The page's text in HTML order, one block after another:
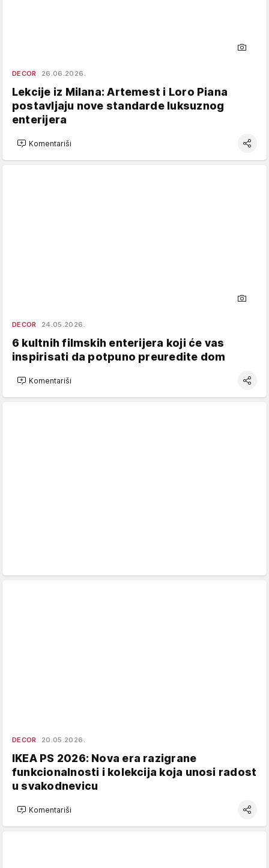
DECOR 26.06.2026.
Lekcije iz Milana: Artemest i Loro Piana
postavljaju nove standarde luksuznog
enterijera
Komentariši
DECOR 24.05.2026.
6 kultnih filmskih enterijera koji će vas
inspirisati da potpuno preuredite dom
Komentariši
DECOR 20.05.2026.
IKEA PS 2026: Nova era razigrane
funkcionalnosti i kolekcija koja unosi radost
u svakodnevicu
Komentariši